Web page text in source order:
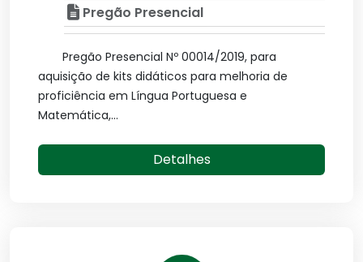
Pregão Presencial
Pregão Presencial Nº 00014/2019, para
aquisição de kits didáticos para melhoria de
proficiência em Língua Portuguesa e
Matemática,...
Detalhes